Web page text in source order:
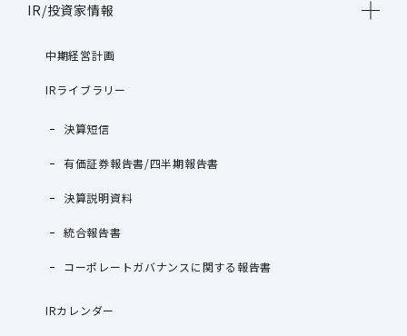
IR/投資家情報
中期経営計画
IRライブラリー
決算短信
有価証券報告書/四半期報告書
決算説明資料
統合報告書
コーポレートガバナンスに関する報告書
IRカレンダー